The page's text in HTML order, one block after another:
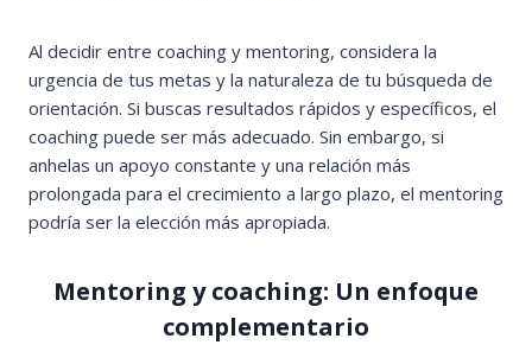
Al decidir entre coaching y mentoring, considera la
urgencia de tus metas y la naturaleza de tu búsqueda de
orientación. Si buscas resultados rápidos y específicos, el
coaching puede ser más adecuado. Sin embargo, si
anhelas un apoyo constante y una relación más
prolongada para el crecimiento a largo plazo, el mentoring
podría ser la elección más apropiada.
Mentoring y coaching: Un enfoque
complementario